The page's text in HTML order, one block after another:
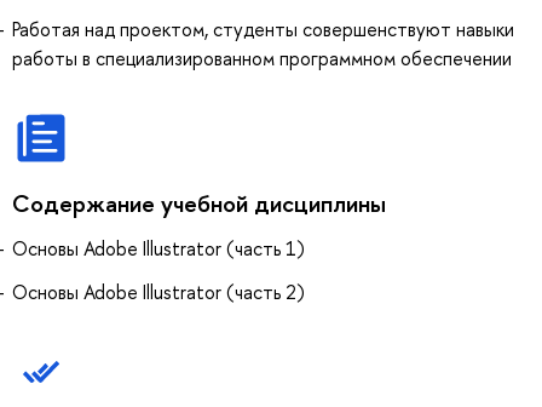
Работая над проектом, студенты совершенствуют навыки
работы в специализированном программном обеспечении
Содержание учебной дисциплины
Основы Adobe Illustrator (часть 1)
Основы Adobe Illustrator (часть 2)